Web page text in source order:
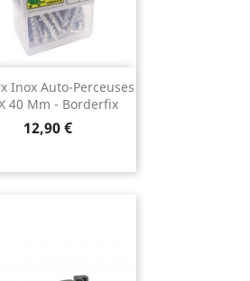
Inox Auto-Perceuses
40 Mm - Borderfix
Prix
12,90 €